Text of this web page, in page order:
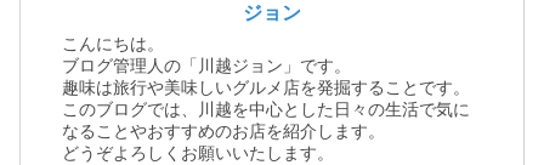
ジョン
こんにちは。
ブログ管理人の「川越ジョン」です。
趣味は旅行や美味しいグルメ店を発掘することです。
このブログでは、川越を中心とした日々の生活で気に
なることやおすすめのお店を紹介します。
どうぞよろしくお願いいたします。